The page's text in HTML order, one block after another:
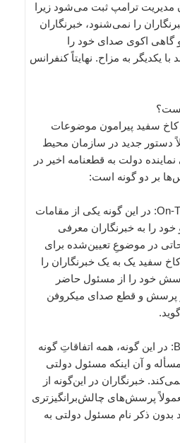
مدیریت ترامپ ثبت می‌شود زیرا
را نمی‌شنود، خبرنگاران
و گاهی اکوی صدای خود را
یکدیگر به مزاح. نهایتاً کنفرانس
سفید پیرامون موضوعات
دستور جدید در سازمان محیط
دولت به قطعنامه اخیر در
بر دو گونه است:
* On-The-Record Press Call: در این گونه یکی از مقامات
را به خبرنگاران معرفی
در موضوعِ تعیین‌شده برای
سفید یک به یک خبرنگاران را
خود را از مسئول حاضر
پرسش و قطع صدای میکروفن
* Background Press Call: در این گونه، همه اتفاقاتِ گونه
و آن اینکه مسئول دولتی
خبرنگاران در این‌گونه از
پرسش‌های چالش‌برانگیزتری
ذکر نام مسئول دولتی به